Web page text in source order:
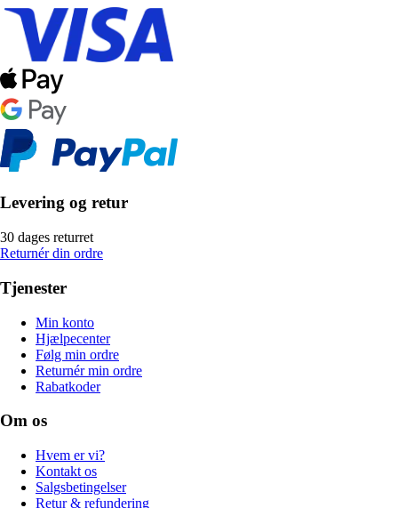
Levering og retur
30 dages returret
Returnér din ordre
Tjenester
Min konto
Hjælpecenter
Følg min ordre
Returnér min ordre
Rabatkoder
Om os
Hvem er vi?
Kontakt os
Salgsbetingelser
Retur & refundering